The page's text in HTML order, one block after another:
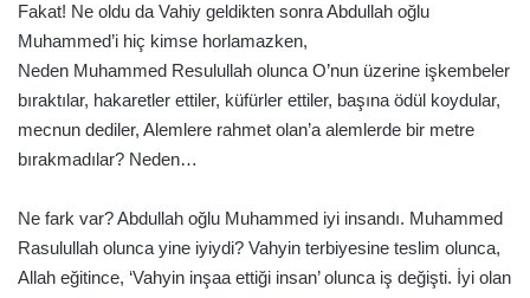
Fakat! Ne oldu da Vahiy geldikten sonra Abdullah oğlu
Muhammed’i hiç kimse horlamazken,
Neden Muhammed Resulullah olunca O’nun üzerine işkembeler
bıraktılar, hakaretler ettiler, küfürler ettiler, başına ödül koydular,
mecnun dediler, Alemlere rahmet olan’a alemlerde bir metre
bırakmadılar? Neden…
Ne fark var? Abdullah oğlu Muhammed iyi insandı. Muhammed
Rasulullah olunca yine iyiydi? Vahyin terbiyesine teslim olunca,
Allah eğitince, ‘Vahyin inşaa ettiği insan’ olunca iş değişti. İyi olan